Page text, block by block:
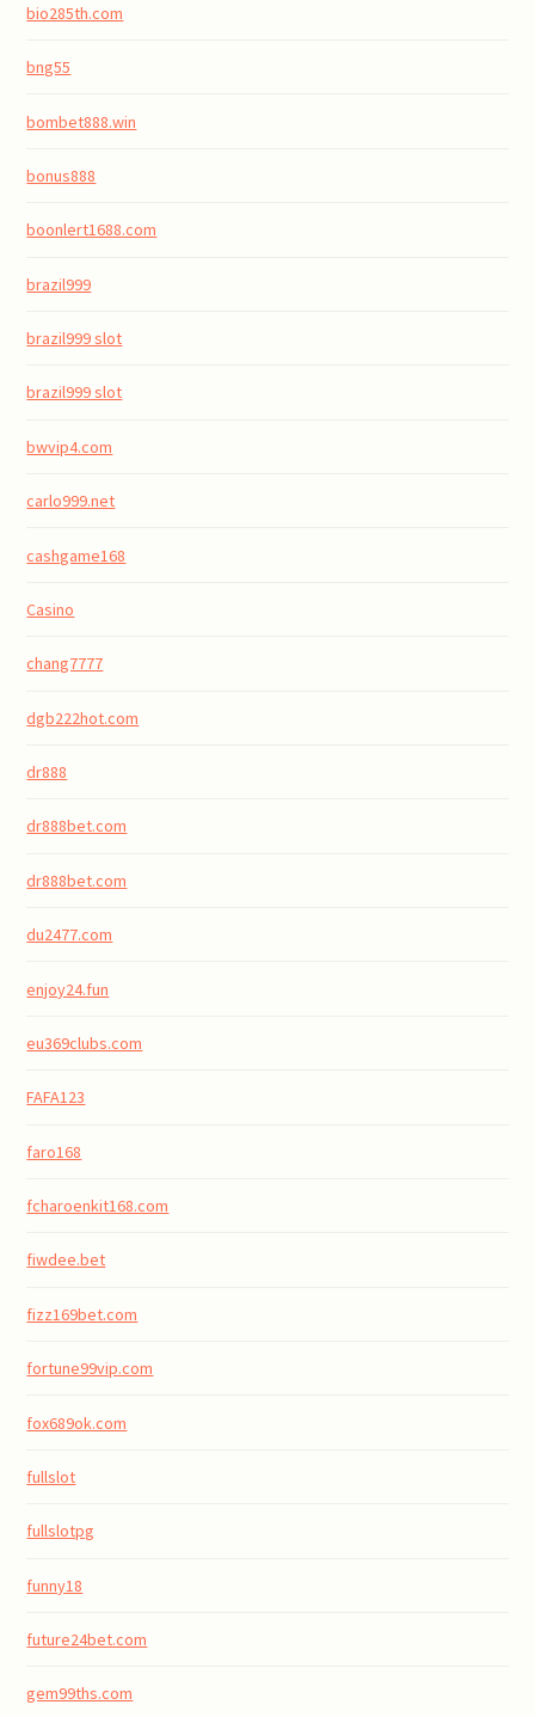
bio285th.com
bng55
bombet888.win
bonus888
boonlert1688.com
brazil999
brazil999 slot
brazil999 slot
bwvip4.com
carlo999.net
cashgame168
Casino
chang7777
dgb222hot.com
dr888
dr888bet.com
dr888bet.com
du2477.com
enjoy24.fun
eu369clubs.com
FAFA123
faro168
fcharoenkit168.com
fiwdee.bet
fizz169bet.com
fortune99vip.com
fox689ok.com
fullslot
fullslotpg
funny18
future24bet.com
gem99ths.com